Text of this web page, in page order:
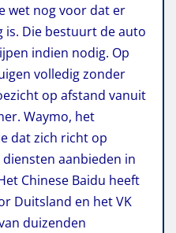
wet nog voor dat er
is. Die bestuurt de auto
indien nodig. Op
volledig zonder
op afstand vanuit
Waymo, het
dat zich richt op
diensten aanbieden in
Chinese Baidu heeft
Duitsland en het VK
duizenden